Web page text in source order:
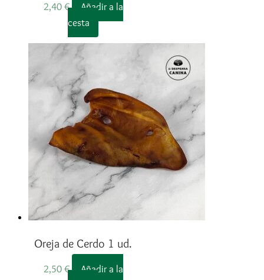
2,40 €
Añadir a la
cesta
Oreja de Cerdo 1 ud.
2,50 €
Añadir a la